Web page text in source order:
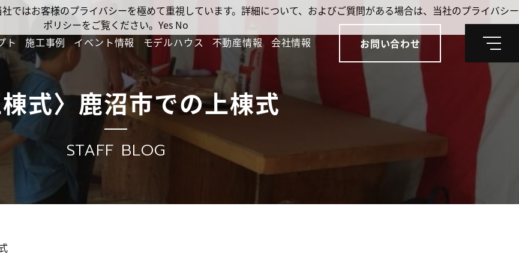
ト 施工事例 イベント情報 モデルハウス 不動産情報 会社情報 お問い合わせ
メ
棟式〉鹿沼市での上棟式
STAFF BLOG
ではお客様のプライバシーを極めて重視しています。詳細について、およびご質問がある場合は、当社のプライバシー
ポリシーをご覧ください。 Yes No